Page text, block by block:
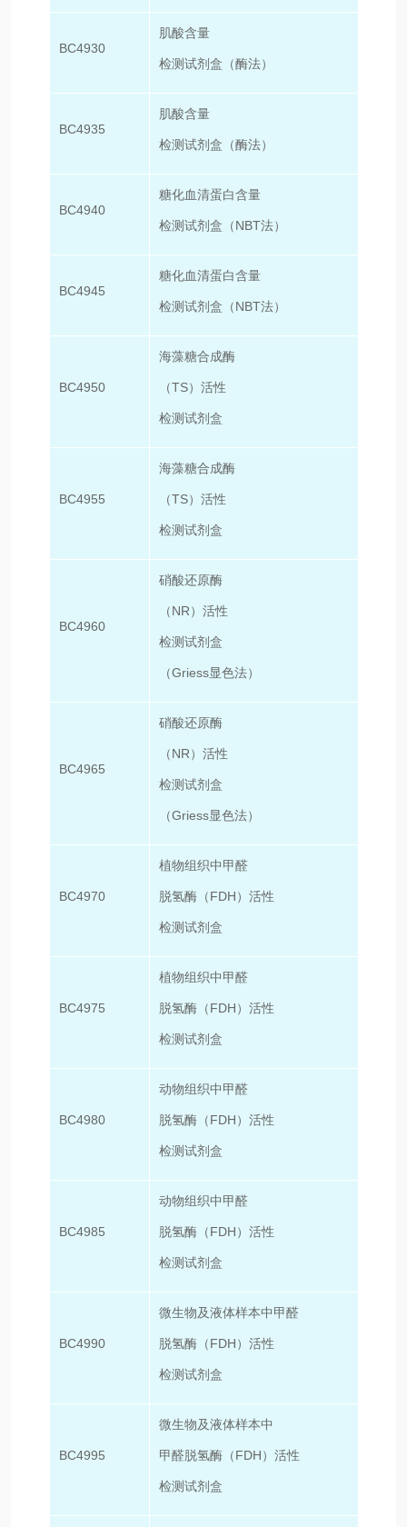
BC4930
肌酸含量
检测试剂盒（酶法）
BC4935
肌酸含量
检测试剂盒（酶法）
BC4940
糖化血清蛋白含量
检测试剂盒（NBT法）
BC4945
糖化血清蛋白含量
检测试剂盒（NBT法）
BC4950
海藻糖合成酶
（TS）活性
检测试剂盒
BC4955
海藻糖合成酶
（TS）活性
检测试剂盒
BC4960
硝酸还原酶
（NR）活性
检测试剂盒
（Griess显色法）
BC4965
硝酸还原酶
（NR）活性
检测试剂盒
（Griess显色法）
BC4970
植物组织中甲醛
脱氢酶（FDH）活性
检测试剂盒
BC4975
植物组织中甲醛
脱氢酶（FDH）活性
检测试剂盒
BC4980
动物组织中甲醛
脱氢酶（FDH）活性
检测试剂盒
BC4985
动物组织中甲醛
脱氢酶（FDH）活性
检测试剂盒
BC4990
微生物及液体样本中甲醛
脱氢酶（FDH）活性
检测试剂盒
BC4995
微生物及液体样本中
甲醛脱氢酶（FDH）活性
检测试剂盒